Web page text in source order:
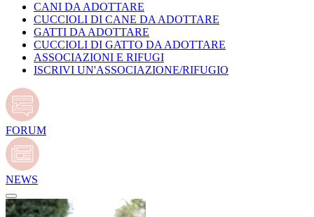
CANI DA ADOTTARE
CUCCIOLI DI CANE DA ADOTTARE
GATTI DA ADOTTARE
CUCCIOLI DI GATTO DA ADOTTARE
ASSOCIAZIONI E RIFUGI
ISCRIVI UN'ASSOCIAZIONE/RIFUGIO
FORUM
NEWS